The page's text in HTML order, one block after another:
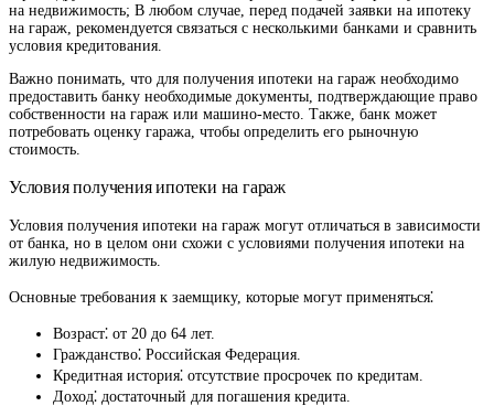
на недвижимость; В любом случае, перед подачей заявки на ипотеку
на гараж, рекомендуется связаться с несколькими банками и сравнить
условия кредитования.
Важно понимать, что для получения ипотеки на гараж необходимо
предоставить банку необходимые документы, подтверждающие право
собственности на гараж или машино-место. Также, банк может
потребовать оценку гаража, чтобы определить его рыночную
стоимость.
Условия получения ипотеки на гараж
Условия получения ипотеки на гараж могут отличаться в зависимости
от банка, но в целом они схожи с условиями получения ипотеки на
жилую недвижимость.
Основные требования к заемщику, которые могут применяться⁚
Возраст⁚ от 20 до 64 лет.
Гражданство⁚ Российская Федерация.
Кредитная история⁚ отсутствие просрочек по кредитам.
Доход⁚ достаточный для погашения кредита.